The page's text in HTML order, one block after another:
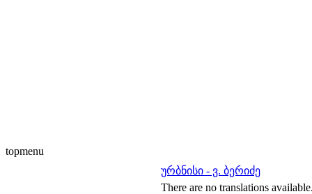
topmenu
ურბნისი - ვ. ბერიძე
There are no translations